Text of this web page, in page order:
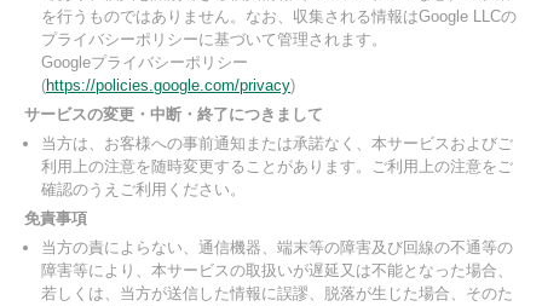
を行うものではありません。なお、収集される情報はGoogle LLCの
プライバシーポリシーに基づいて管理されます。
Googleプライバシーポリシー
(https://policies.google.com/privacy)
サービスの変更・中断・終了につきまして
当方は、お客様への事前通知または承諾なく、本サービスおよびご
利用上の注意を随時変更することがあります。ご利用上の注意をご
確認のうえご利用ください。
免責事項
当方の責によらない、通信機器、端末等の障害及び回線の不通等の
障害等により、本サービスの取扱いが遅延又は不能となった場合、
若しくは、当方が送信した情報に誤謬、脱落が生じた場合、そのた